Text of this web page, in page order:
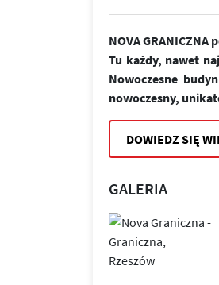
NOVA
Tu każdy, nawet
Nowoczesne
nowoczesny,
DOWIEDZ SIĘ
GALERIA